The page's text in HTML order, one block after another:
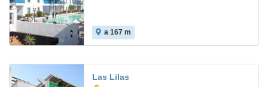
a 167 m
Las Lilas